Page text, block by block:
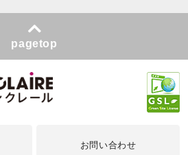
pagetop
お問い合わせ